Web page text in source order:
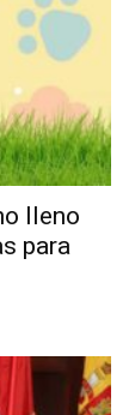
lleno
para